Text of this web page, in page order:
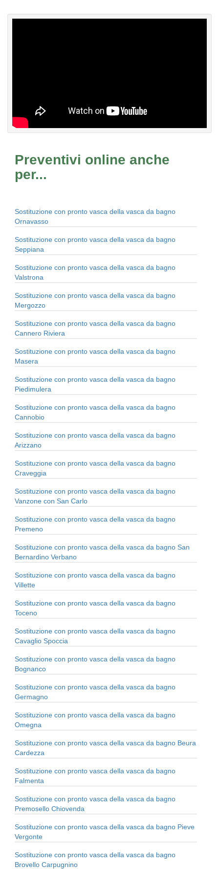
Preventivi online anche
per...
Sostituzione con pronto vasca della vasca da bagno
Ornavasso
Sostituzione con pronto vasca della vasca da bagno
Seppiana
Sostituzione con pronto vasca della vasca da bagno
Valstrona
Sostituzione con pronto vasca della vasca da bagno
Mergozzo
Sostituzione con pronto vasca della vasca da bagno
Cannero Riviera
Sostituzione con pronto vasca della vasca da bagno
Masera
Sostituzione con pronto vasca della vasca da bagno
Piedimulera
Sostituzione con pronto vasca della vasca da bagno
Cannobio
Sostituzione con pronto vasca della vasca da bagno
Arizzano
Sostituzione con pronto vasca della vasca da bagno
Craveggia
Sostituzione con pronto vasca della vasca da bagno
Vanzone con San Carlo
Sostituzione con pronto vasca della vasca da bagno
Premeno
Sostituzione con pronto vasca della vasca da bagno San
Bernardino Verbano
Sostituzione con pronto vasca della vasca da bagno
Villette
Sostituzione con pronto vasca della vasca da bagno
Toceno
Sostituzione con pronto vasca della vasca da bagno
Cavaglio Spoccia
Sostituzione con pronto vasca della vasca da bagno
Bognanco
Sostituzione con pronto vasca della vasca da bagno
Germagno
Sostituzione con pronto vasca della vasca da bagno
Omegna
Sostituzione con pronto vasca della vasca da bagno Beura
Cardezza
Sostituzione con pronto vasca della vasca da bagno
Falmenta
Sostituzione con pronto vasca della vasca da bagno
Premosello Chiovenda
Sostituzione con pronto vasca della vasca da bagno Pieve
Vergonte
Sostituzione con pronto vasca della vasca da bagno
Brovello Carpugnino